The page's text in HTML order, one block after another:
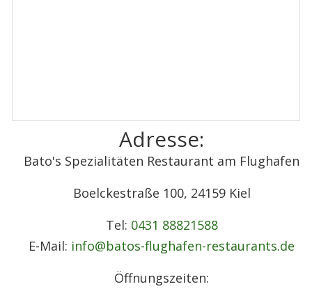
Adresse:
Bato's Spezialitäten Restaurant am Flughafen
Boelckestraße 100, 24159 Kiel
Tel: 0431 88821588
E-Mail: info@batos-flughafen-restaurants.de
Öffnungszeiten: